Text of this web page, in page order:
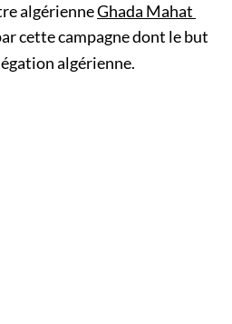
algérienneGhada Mahat
cette campagne dont le but
algérienne.